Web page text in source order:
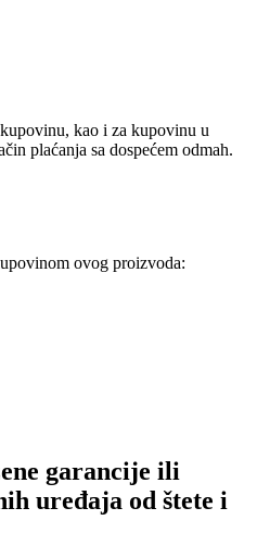
kao i za kupovinu u
plaćanja sa dospećem odmah.
ovog proizvoda:
garancije ili
uređaja od štete i